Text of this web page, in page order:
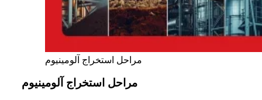
مراحل استخراج آلومینیوم
مراحل استخراج آلومینیوم